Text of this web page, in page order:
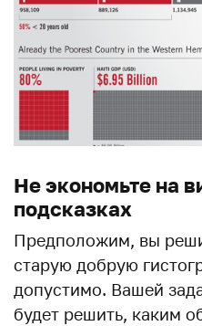
Не экономьте на
подсказках
Предположим, вы
старую добрую
допустимо. Вашей
будет решить, каким